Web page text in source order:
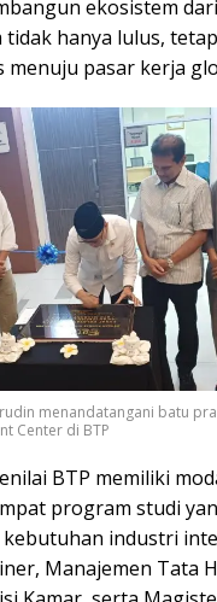
ekosistem
tidak hanya lulus,
menuju pasar kerja
menandatangani batu
Center di BTP
BTP memiliki
program studi
industri
Manajemen Tata